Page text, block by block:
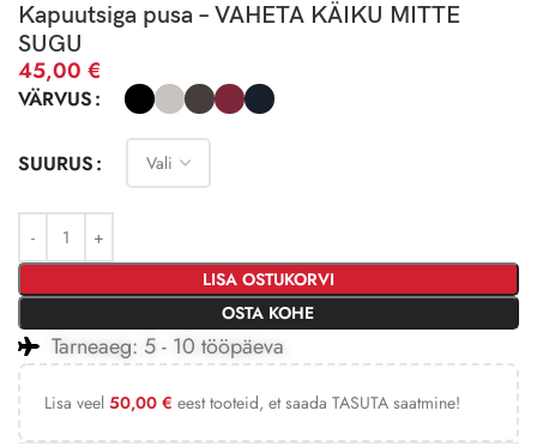
Kapuutsiga pusa – VAHETA KÄIKU MITTE
SUGU
45,00 €
VÄRVUS
SUURUS
LISA OSTUKORVI
OSTA KOHE
Tarneaeg: 5 - 10 tööpäeva
Lisa veel 50,00 € eest tooteid, et saada TASUTA saatmine!